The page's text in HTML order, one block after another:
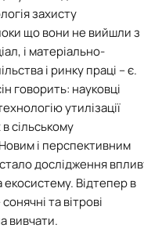
захисту
що вони не вийшли з
і матеріально-
і ринку праці – є.
говорить: науковці
утилізації
сільському
і перспективним
дослідження
Відтепер в
та вітрові
вивчати.